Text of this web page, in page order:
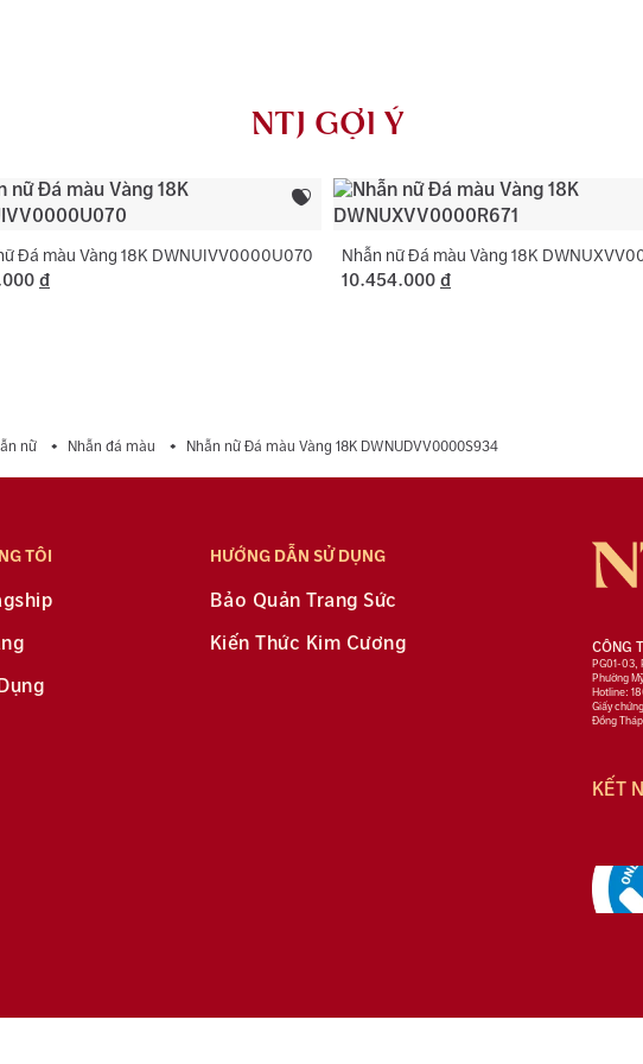
Màu đá phụ:
Hình dạng đá phụ:
NTJ GỢI Ý
Đá màu Vàng 18K DWNUIVV0000U070
đ
Nhẫn nữ Đá màu Vàng 18K
10.454.000 đ
nữ Nhẫn đá màu Nhẫn nữ Đá màu Vàng 18K DWNUDVV0000S934
TÔI HƯỚNG DẪN SỬ DỤNG
Bảo Quản Trang Sức
Kiến Thức Kim Cương
CÔNG
PG01-03,
Phường
Hotline:
Giấy
Đồng
KẾT